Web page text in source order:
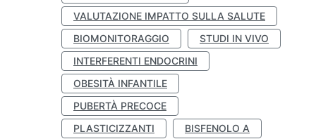
VALUTAZIONE IMPATTO SULLA SALUTE
BIOMONITORAGGIO
STUDI IN VIVO
INTERFERENTI ENDOCRINI
OBESITÀ INFANTILE
PUBERTÀ PRECOCE
PLASTICIZZANTI
BISFENOLO A